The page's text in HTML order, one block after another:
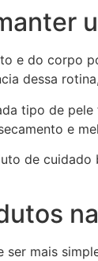
e do corpo
dessa
tipo de
e
de cuidado
mais